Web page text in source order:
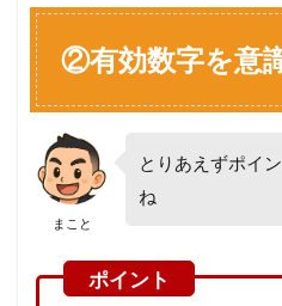
②有効数字を意
まこと
とりあえずポイ
ね